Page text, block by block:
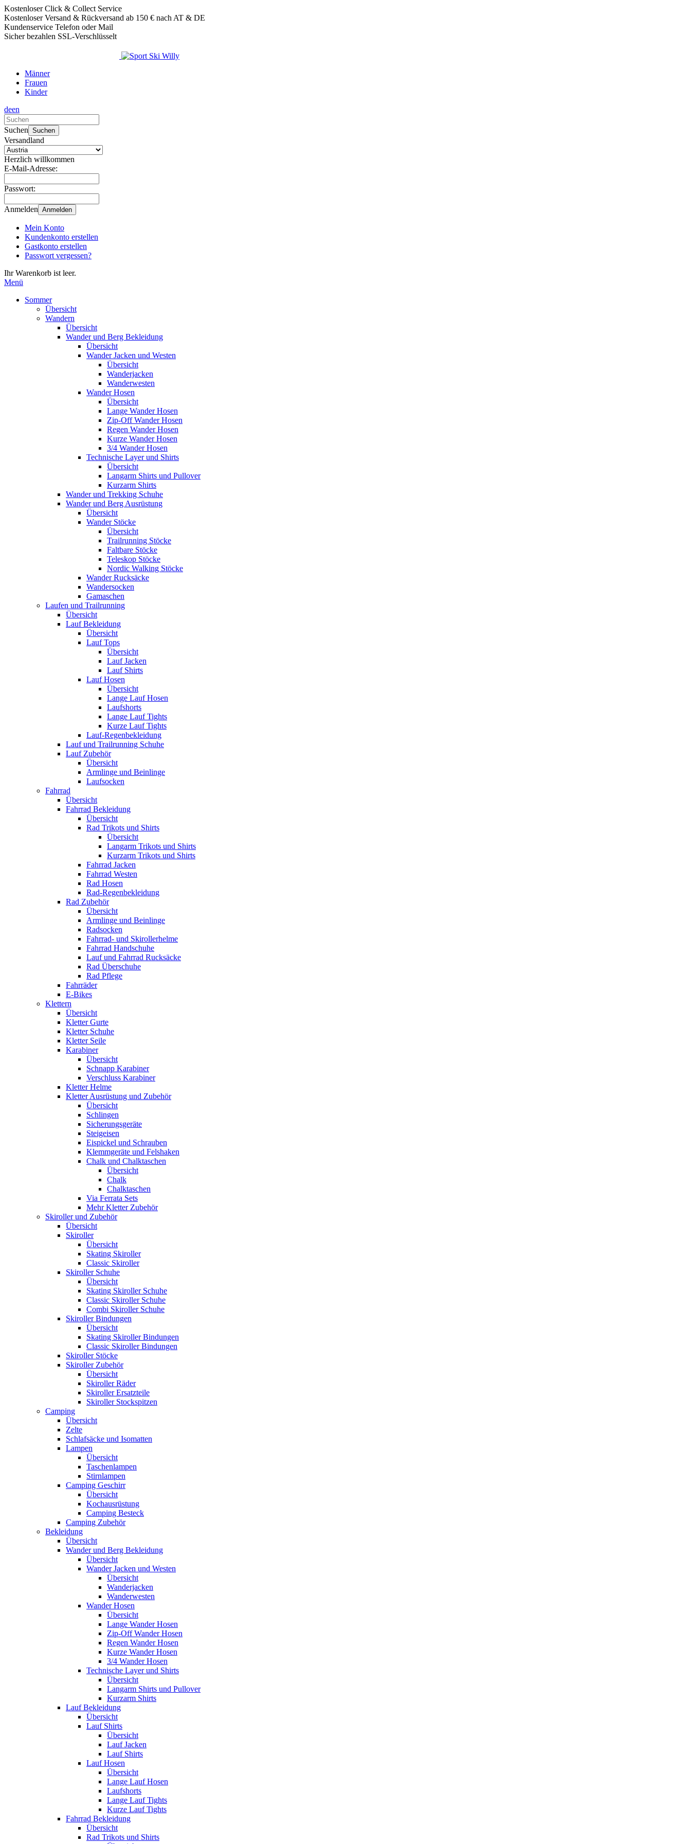
Kostenloser Click & Collect Service
Kostenloser Versand & Rückversand ab 150 € nach AT & DE
Kundenservice Telefon oder Mail
Sicher bezahlen SSL-Verschlüsselt
Männer
Frauen
Kinder
deen
die
nach
oben
unten,
um
das
können
Touch-
und
Streichgesten
verwenden.
Suchen Suchen
Versandland
Herzlich willkommen
E-Mail-Adresse:
Passwort:
Anmelden Anmelden
Mein Konto
Kundenkonto erstellen
Gastkonto erstellen
Passwort vergessen?
Ihr Warenkorb ist leer.
Menü
Sommer
Übersicht
Wandern
Übersicht
Wander und Berg Bekleidung
Übersicht
Wander Jacken und Westen
Übersicht
Wanderjacken
Wanderwesten
Wander Hosen
Übersicht
Lange Wander Hosen
Zip-Off Wander Hosen
Regen Wander Hosen
Kurze Wander Hosen
3/4 Wander Hosen
Technische Layer und Shirts
Übersicht
Langarm Shirts und Pullover
Kurzarm Shirts
Wander und Trekking Schuhe
Wander und Berg Ausrüstung
Übersicht
Wander Stöcke
Übersicht
Trailrunning Stöcke
Faltbare Stöcke
Teleskop Stöcke
Nordic Walking Stöcke
Wander Rucksäcke
Wandersocken
Gamaschen
Laufen und Trailrunning
Übersicht
Lauf Bekleidung
Übersicht
Lauf Tops
Übersicht
Lauf Jacken
Lauf Shirts
Lauf Hosen
Übersicht
Lange Lauf Hosen
Laufshorts
Lange Lauf Tights
Kurze Lauf Tights
Lauf-Regenbekleidung
Lauf und Trailrunning Schuhe
Lauf Zubehör
Übersicht
Armlinge und Beinlinge
Laufsocken
Fahrrad
Übersicht
Fahrrad Bekleidung
Übersicht
Rad Trikots und Shirts
Übersicht
Langarm Trikots und Shirts
Kurzarm Trikots und Shirts
Fahrrad Jacken
Fahrrad Westen
Rad Hosen
Rad-Regenbekleidung
Rad Zubehör
Übersicht
Armlinge und Beinlinge
Radsocken
Fahrrad- und Skirollerhelme
Fahrrad Handschuhe
Lauf und Fahrrad Rucksäcke
Rad Überschuhe
Rad Pflege
Fahrräder
E-Bikes
Klettern
Übersicht
Kletter Gurte
Kletter Schuhe
Kletter Seile
Karabiner
Übersicht
Schnapp Karabiner
Verschluss Karabiner
Kletter Helme
Kletter Ausrüstung und Zubehör
Übersicht
Schlingen
Sicherungsgeräte
Steigeisen
Eispickel und Schrauben
Klemmgeräte und Felshaken
Chalk und Chalktaschen
Übersicht
Chalk
Chalktaschen
Via Ferrata Sets
Mehr Kletter Zubehör
Skiroller und Zubehör
Übersicht
Skiroller
Übersicht
Skating Skiroller
Classic Skiroller
Skiroller Schuhe
Übersicht
Skating Skiroller Schuhe
Classic Skiroller Schuhe
Combi Skiroller Schuhe
Skiroller Bindungen
Übersicht
Skating Skiroller Bindungen
Classic Skiroller Bindungen
Skiroller Stöcke
Skiroller Zubehör
Übersicht
Skiroller Räder
Skiroller Ersatzteile
Skiroller Stockspitzen
Camping
Übersicht
Zelte
Schlafsäcke und Isomatten
Lampen
Übersicht
Taschenlampen
Stirnlampen
Camping Geschirr
Übersicht
Kochausrüstung
Camping Besteck
Camping Zubehör
Bekleidung
Übersicht
Wander und Berg Bekleidung
Übersicht
Wander Jacken und Westen
Übersicht
Wanderjacken
Wanderwesten
Wander Hosen
Übersicht
Lange Wander Hosen
Zip-Off Wander Hosen
Regen Wander Hosen
Kurze Wander Hosen
3/4 Wander Hosen
Technische Layer und Shirts
Übersicht
Langarm Shirts und Pullover
Kurzarm Shirts
Lauf Bekleidung
Übersicht
Lauf Shirts
Übersicht
Lauf Jacken
Lauf Shirts
Lauf Hosen
Übersicht
Lange Lauf Hosen
Laufshorts
Lange Lauf Tights
Kurze Lauf Tights
Fahrrad Bekleidung
Übersicht
Rad Trikots und Shirts